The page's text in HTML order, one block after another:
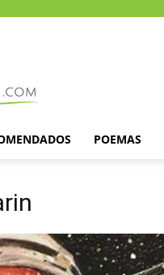
POEMAS